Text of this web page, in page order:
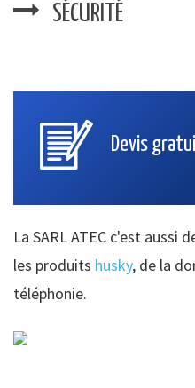
SÉCURITÉ
Devis
La SARL ATEC c'est aussi
les produits husky, de la
téléphonie.